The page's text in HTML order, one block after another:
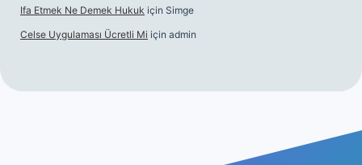
Ifa Etmek Ne Demek Hukuk için Simge
Celse Uygulaması Ücretli Mi için admin